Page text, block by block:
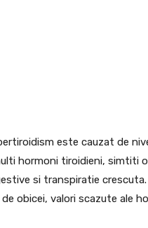
este cauzat de
hormoni tiroidieni, simtiti
si transpiratie
obicei, valori scazute ale